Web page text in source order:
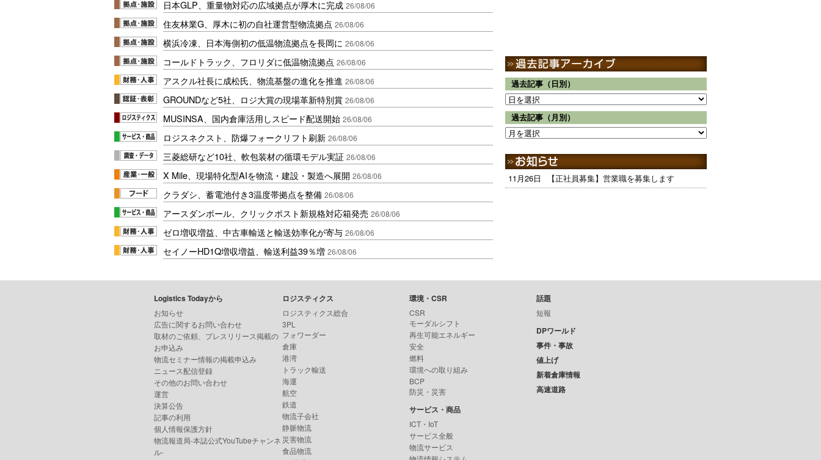
日本GLP、重量物対応の広域拠点が厚木に完成 26/08/06
住友林業G、厚木に初の自社運営型物流拠点 26/08/06
横浜冷凍、日本海側初の低温物流拠点を長岡に 26/08/06
コールドトラック、フロリダに低温物流拠点 26/08/06
アスクル社長に成松氏、物流基盤の進化を推進 26/08/06
GROUNDなど5社、ロジ大賞の現場革新特別賞 26/08/06
MUSINSA、国内倉庫活用しスピード配送開始 26/08/06
ロジスネクスト、防爆フォークリフト刷新 26/08/06
三菱総研など10社、軟包装材の循環モデル実証 26/08/06
X Mile、現場特化型AIを物流・建設・製造へ展開 26/08/06
クラダシ、蓄電池付き3温度帯拠点を整備 26/08/06
アースダンボール、クリックポスト新規格対応箱発売 26/08/06
ゼロ増収増益、中古車輸送と輸送効率化が寄与 26/08/06
セイノーHD1Q増収増益、輸送利益39％増 26/08/06
過去記事（日別）
過去記事（月別）
11月26日 【正社員募集】営業職を募集します
Logistics Todayから
お知らせ
広告に関するお問い合わせ
取材のご依頼、プレスリリース掲載の
お申込み
物流セミナー情報の掲載申込み
ニュース配信登録
その他のお問い合わせ
運営
決算公告
記事の利用
個人情報保護方針
物流報道局-本誌公式YouTubeチャンネ
ル-
ロジスティクス
ロジスティクス総合
3PL
フォワーダー
倉庫
港湾
トラック輸送
海運
航空
鉄道
物流子会社
静脈物流
災害物流
食品物流
環境・CSR
CSR
モーダルシフト
再生可能エネルギー
安全
燃料
環境への取り組み
BCP
防災・災害
サービス・商品
ICT・IoT
サービス全般
物流サービス
話題
短報
DPワールド
事件・事故
値上げ
新着倉庫情報
高速道路